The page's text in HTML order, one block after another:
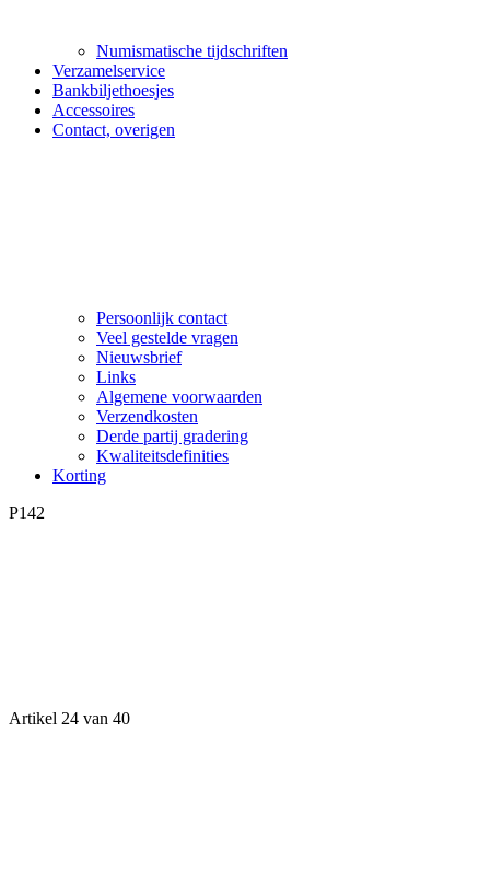
Numismatische tijdschriften
Verzamelservice
Bankbiljethoesjes
Accessoires
Contact, overigen
Persoonlijk contact
Veel gestelde vragen
Nieuwsbrief
Links
Algemene voorwaarden
Verzendkosten
Derde partij gradering
Kwaliteitsdefinities
Korting
P142
Artikel 24 van 40